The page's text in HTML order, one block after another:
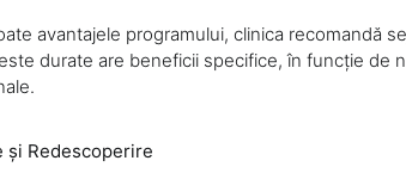
avantajele programului, clinica recomandă
durate are beneficii specifice, în funcție de
și Redescoperire